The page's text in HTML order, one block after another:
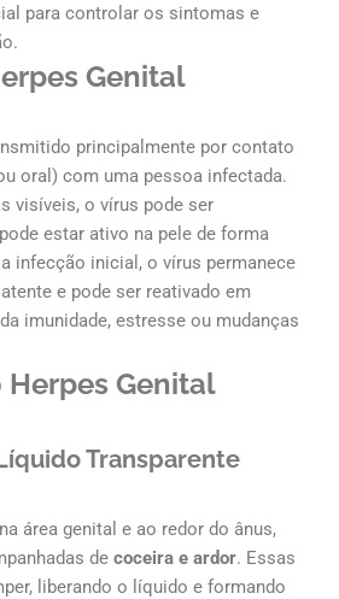
para controlar os sintomas e
Genital
principalmente por contato
oral) com uma pessoa infectada.
visíveis, o vírus pode ser
estar ativo na pele de forma
infecção inicial, o vírus permanece
e pode ser reativado em
imunidade, estresse ou mudanças
Genital
Transparente
área genital e ao redor do ânus,
de coceira e ardor. Essas
liberando o líquido e formando